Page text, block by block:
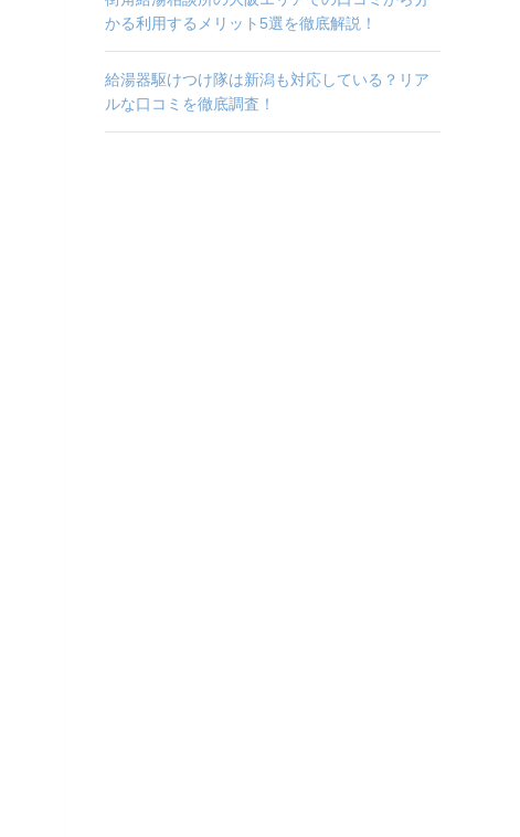
かる利用するメリット5選を徹底解説！
給湯器駆けつけ隊は新潟も対応している？リア
ルな口コミを徹底調査！